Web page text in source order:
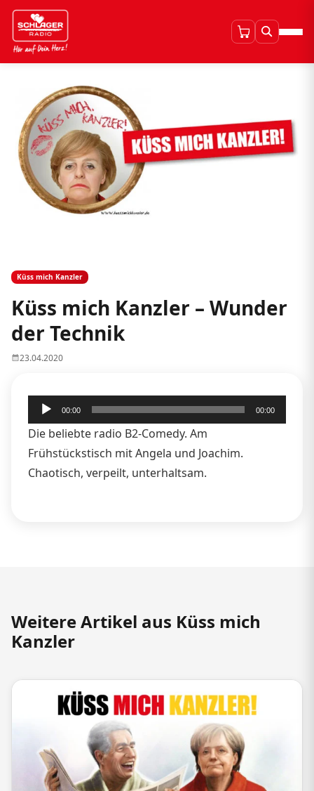
Küss mich Kanzler
Küss mich Kanzler – Wunder
der Technik
23.04.2020
Audio-
Player
00:00 00:00
Die beliebte radio B2-Comedy. Am
Frühstückstisch mit Angela und Joachim.
Chaotisch, verpeilt, unterhaltsam.
Weitere Artikel aus Küss mich
Kanzler